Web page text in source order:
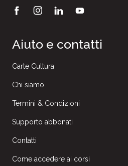
Aiuto e contatti
Carte Cultura
Chi siamo
Termini & Condizioni
Supporto abbonati
Contatti
Come accedere ai corsi